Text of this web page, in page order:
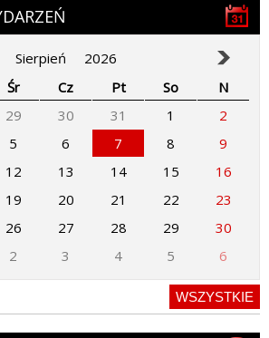
Sierpień
2026
Śr Cz Pt So
N
29 30 31 1
2
5 6 7 8
9
12 13 14 15
16
19 20 21 22
23
26 27 28 29
30
2 3 4 5 6
WSZYSTKIE